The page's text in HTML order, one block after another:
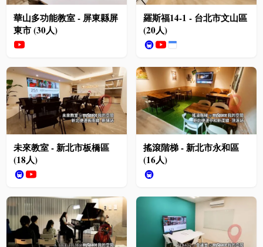
華山多功能教室 - 屏東縣屏
東市 (30人)
羅斯福14-1 - 台北市文山區
(20人)
🚇
未來教室 - 新北市板橋區
(18人)
🚇
搖滾階梯 - 新北市永和區
(16人)
🚇